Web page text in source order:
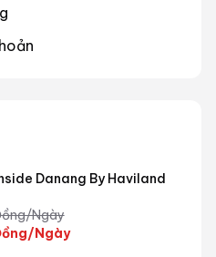
Danang By Haviland
Ngày
Ngày